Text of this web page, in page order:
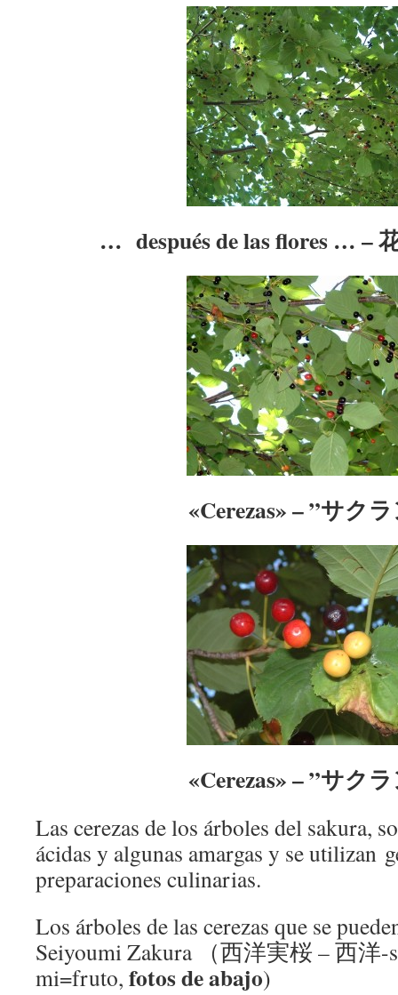
… después de las flores … –
«Cerezas» – ”サク
«Cerezas» – ”サク
Las cerezas de los árboles del sakura,
ácidas y algunas amargas y se utilizan
preparaciones culinarias.
Los árboles de las cerezas que se
Seiyoumi Zakura （西洋実桜 – 西洋-
mi=fruto, fotos de abajo)